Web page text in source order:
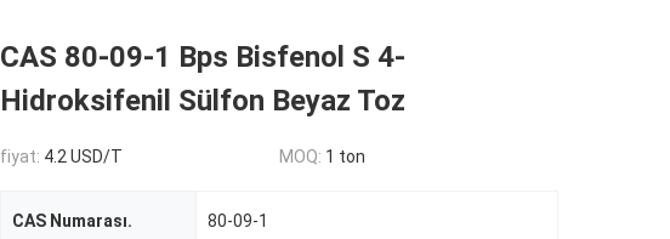
CAS 80-09-1 Bps Bisfenol S 4-
Hidroksifenil Sülfon Beyaz Toz
fiyat: 4.2 USD/T MOQ: 1 ton
CAS Numarası. 80-09-1